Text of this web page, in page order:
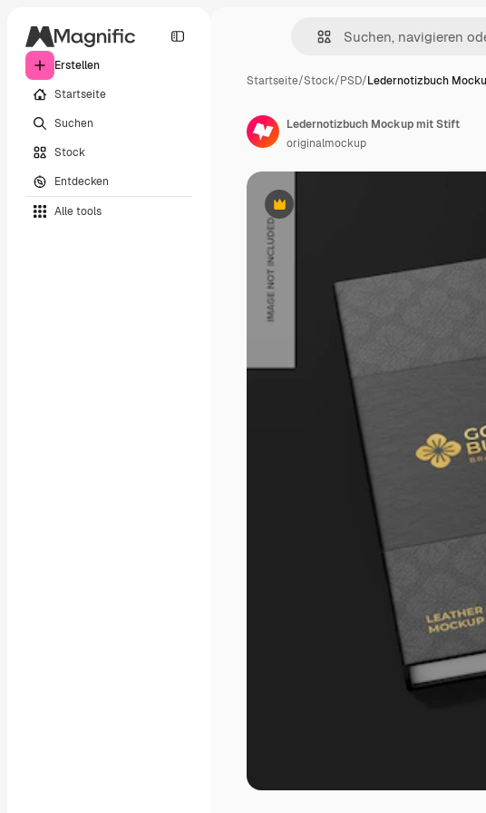
Erstellen
Startseite
Suchen
Stock
Entdecken
Alle tools
Startseite/Stock/PSD/Ledernotizbuch
Premium
Ledernotizbuch Mockup mit Stift
originalmockup